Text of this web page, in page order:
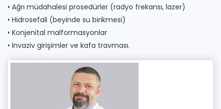
• Ağrı müdahalesi prosedürler (radyo frekansı, lazer)
• Hidrosefali (beyinde su birikmesi)
• Konjenital malformasyonlar
• İnvaziv girişimler ve kafa travması.